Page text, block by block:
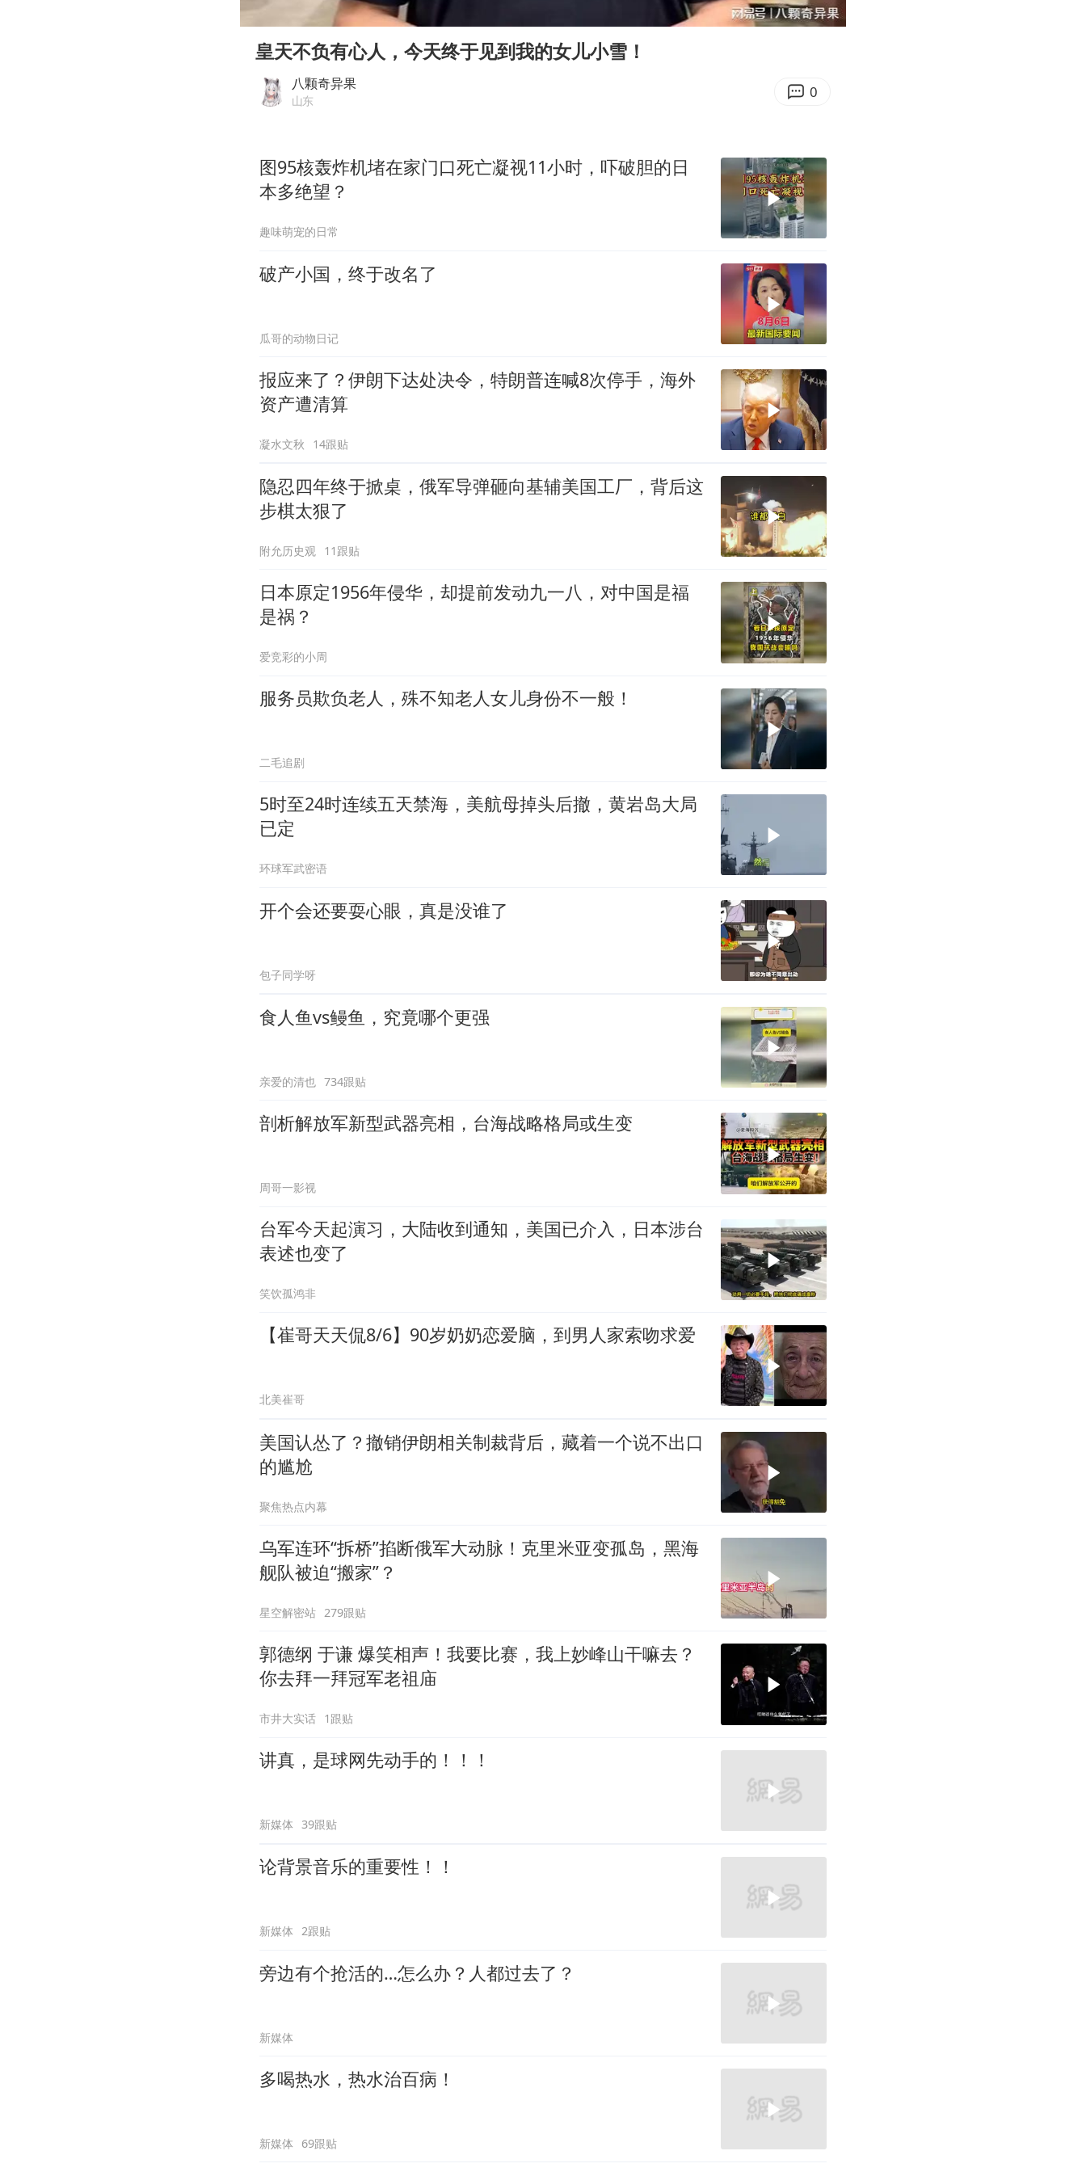
宇树王兴兴被问了360多个问题
微信新功能：你可以“撤回”你的撤回
视频丨森林温泉、油菜花海、丹崖碧水……解锁各地夏日限定体验
夯实基础开新局
06:14
Enter
皇天不负有心人，今天终于见到我的女儿小雪！
八颗奇异果
山东 0
图95核轰炸机堵在家门口死亡凝视11小时，吓破胆的日
本多绝望？
趣味萌宠的日常
破产小国，终于改名了
瓜哥的动物日记
报应来了？伊朗下达处决令，特朗普连喊8次停手，海外
资产遭清算
凝水文秋 14跟贴
隐忍四年终于掀桌，俄军导弹砸向基辅美国工厂，背后这
步棋太狠了
附允历史观 11跟贴
日本原定1956年侵华，却提前发动九一八，对中国是福
是祸？
爱竞彩的小周
服务员欺负老人，殊不知老人女儿身份不一般！
二毛追剧
5时至24时连续五天禁海，美航母掉头后撤，黄岩岛大局
已定
环球军武密语
开个会还要耍心眼，真是没谁了
包子同学呀
食人鱼vs鳗鱼，究竟哪个更强
亲爱的清也 734跟贴
剖析解放军新型武器亮相，台海战略格局或生变
周哥一影视
台军今天起演习，大陆收到通知，美国已介入，日本涉台
表述也变了
笑饮孤鸿非
【崔哥天天侃8/6】90岁奶奶恋爱脑，到男人家索吻求爱
北美崔哥
美国认怂了？撤销伊朗相关制裁背后，藏着一个说不出口
的尴尬
聚焦热点内幕
乌军连环“拆桥”掐断俄军大动脉！克里米亚变孤岛，黑海
舰队被迫“搬家”？
星空解密站 279跟贴
郭德纲 于谦 爆笑相声！我要比赛，我上妙峰山干嘛去？
你去拜一拜冠军老祖庙
市井大实话 1跟贴
讲真，是球网先动手的！！！
新媒体 39跟贴
论背景音乐的重要性！！
新媒体 2跟贴
旁边有个抢活的…怎么办？人都过去了？
新媒体
多喝热水，热水治百病！
新媒体 69跟贴